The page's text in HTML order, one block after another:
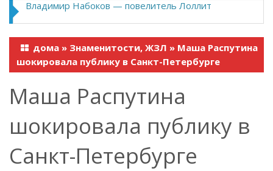
Владимир Набоков — повелитель Лоллит
дома » Знаменитости, ЖЗЛ » Маша Распутина
шокировала публику в Санкт-Петербурге
Маша Распутина
шокировала публику в
Санкт-Петербурге